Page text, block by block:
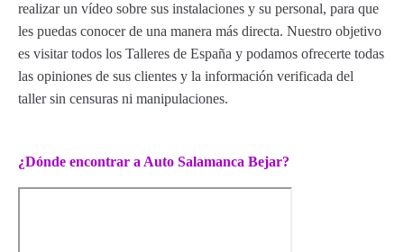
realizar un vídeo sobre sus instalaciones y su personal, para que
les puedas conocer de una manera más directa. Nuestro objetivo
es visitar todos los Talleres de España y podamos ofrecerte todas
las opiniones de sus clientes y la información verificada del
taller sin censuras ni manipulaciones.
¿Dónde encontrar a Auto Salamanca Bejar?